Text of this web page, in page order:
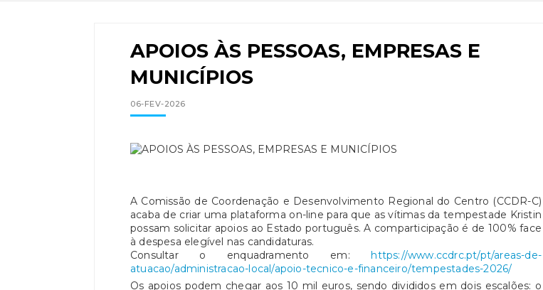
APOIOS ÀS PESSOAS, EMPRESAS E
MUNICÍPIOS
06-FEV-2026
A Comissão de Coordenação e Desenvolvimento Regional do Centro (CCDR-C)
acaba de criar uma plataforma on-line para que as vítimas da tempestade Kristin
possam solicitar apoios ao Estado português. A comparticipação é de 100% face
à despesa elegível nas candidaturas.
Consultar o enquadramento em:https://www.ccdrc.pt/pt/areas-de-
atuacao/administracao-local/apoio-tecnico-e-financeiro/tempestades-2026/
Os apoios podem chegar aos 10 mil euros, sendo divididos em dois escalões: o